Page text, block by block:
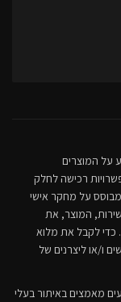
על המוצרים
רכישה לחלק
על מחקר אישי
המוצר, את
כדי לקבל את מלוא
ו/או ליצרנים של
מאמצים באיתור בעלי